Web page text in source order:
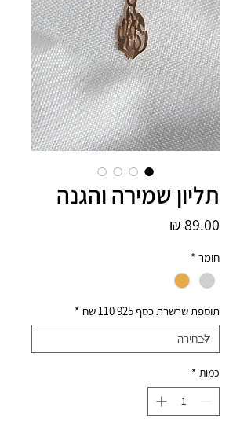
תליון שמירה והגנה
חומר *
תוספת שרשרת כסף 925 110 שח *
כמות *